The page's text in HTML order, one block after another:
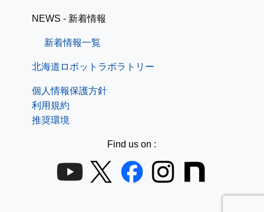
NEWS - 新着情報
新着情報一覧
北海道ロボットラボラトリー
個人情報保護方針
利用規約
推奨環境
Find us on :